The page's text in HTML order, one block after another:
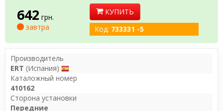
642 грн.
завтра
КУПИТЬ
Код: 733331 -5
Производитель
ERT (Испания)
Каталожный номер
410162
Сторона установки
Передние